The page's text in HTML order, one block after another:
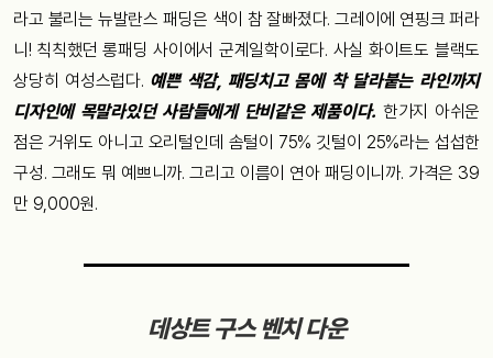
라고 불리는 뉴발란스 패딩은 색이 참 잘빠졌다. 그레이에 연핑크 퍼라
니! 칙칙했던 롱패딩 사이에서 군계일학이로다. 사실 화이트도 블랙도
상당히 여성스럽다. 예쁜 색감, 패딩치고 몸에 착 달라붙는 라인까지
디자인에 목말라있던 사람들에게 단비같은 제품이다. 한가지 아쉬운
점은 거위도 아니고 오리털인데 솜털이 75% 깃털이 25%라는 섭섭한
구성. 그래도 뭐 예쁘니까. 그리고 이름이 연아 패딩이니까. 가격은 39
만 9,000원.
데상트 구스 벤치 다운